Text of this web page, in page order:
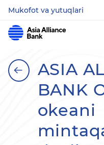
Mukofot va yutuqlari
ASIA
BANK
okeani